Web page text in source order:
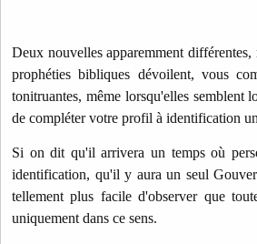
Deux nouvelles apparemment
prophéties bibliques dévoilent, vous
tonitruantes, même lorsqu'elles semblent
de compléter votre profil à identification
Si on dit qu'il arrivera un temps où
identification, qu'il y aura un seul
tellement plus facile d'observer que
uniquement dans ce sens.